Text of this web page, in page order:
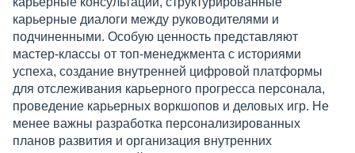
карьерные диалоги между руководителями и
подчиненными. Особую ценность представляют
мастер-классы от топ-менеджмента с историями
успеха, создание внутренней цифровой платформы
для отслеживания карьерного прогресса персонала,
проведение карьерных воркшопов и деловых игр. Не
менее важны разработка персонализированных
планов развития и организация внутренних